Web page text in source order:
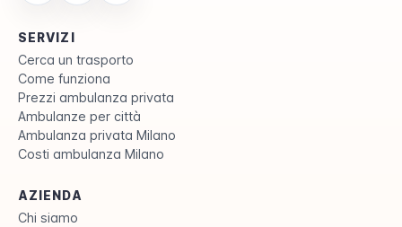
SERVIZI
Cerca un trasporto
Come funziona
Prezzi ambulanza privata
Ambulanze per città
Ambulanza privata Milano
Costi ambulanza Milano
AZIENDA
Chi siamo